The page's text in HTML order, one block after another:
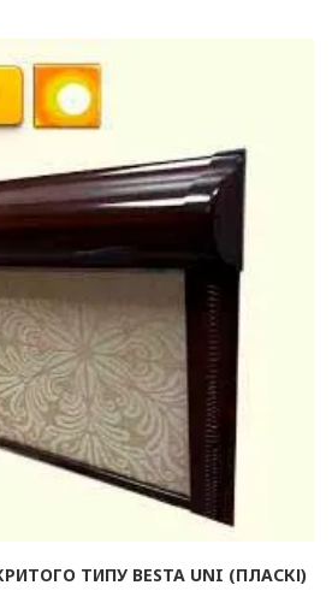
ТИПУ BESTA UNI (ПЛАСКІ)